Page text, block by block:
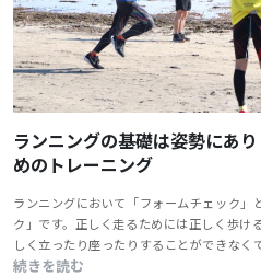
ランニングの基礎は姿勢にあ
めのトレーニング
ランニングにおいて「フォームチェック」
ク」です。正しく走るためには正しく歩け
しく立ったり座ったりすることができなく
続きを読む